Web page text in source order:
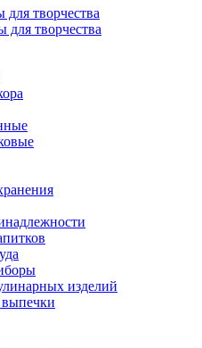
творчества
творчества
изделий
выпечки